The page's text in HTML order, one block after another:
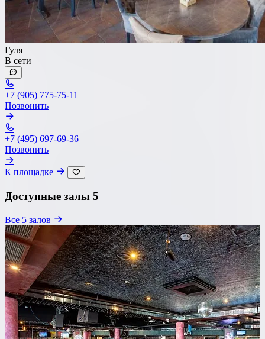
Гуля
В сети
+7 (905) 775-75-11
Позвонить
+7 (495) 697-69-36
Позвонить
К площадке
Доступные залы 5
Все 5 залов